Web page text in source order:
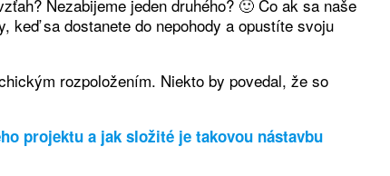
Nezabijeme jeden druhého? 🙂 Čo ak sa naše
keď sa dostanete do nepohody a opustíte svoju
rozpoložením. Niekto by povedal, že so
projektu a jak složité je takovou nástavbu